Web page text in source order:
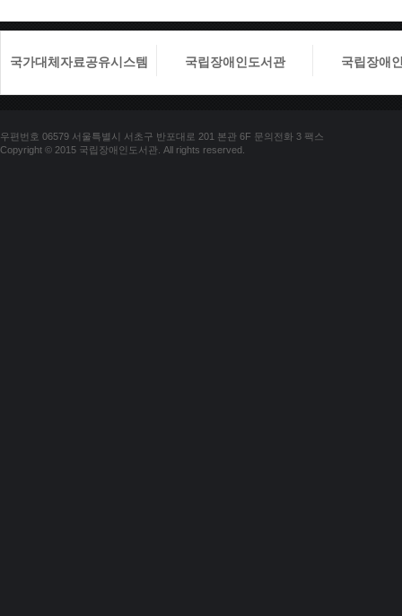
국가대체자료공유시스템 국립장애인도서관 국립장애
우편번호 06579 서울특별시 서초구 반포대로 201 본관 6F 문의전화 3 팩스
Copyright © 2015 국립장애인도서관. All rights reserved.